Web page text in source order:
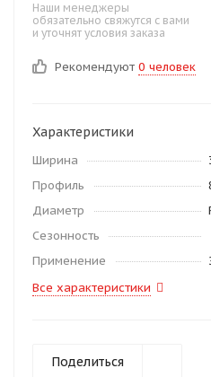
Наши менеджеры
обязательно свяжутся с вами
и уточнят условия заказа
Рекомендуют 0 человек
Характеристики
Ширина
Профиль
Диаметр
Сезонность
Применение
Все характеристики
Поделиться